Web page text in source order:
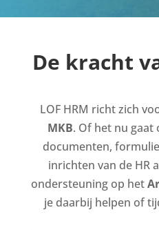
De kracht
LOF HRM richt zich
MKB. Of het nu gaat
documenten,
inrichten van de HR
ondersteuning op het
je daarbij helpen of